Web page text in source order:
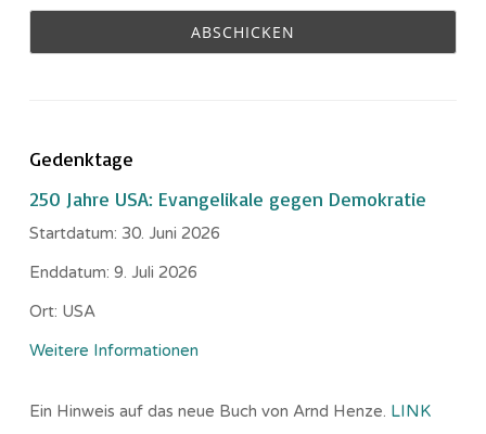
Gedenktage
250 Jahre USA: Evangelikale gegen Demokratie
Startdatum: 30. Juni 2026
Enddatum: 9. Juli 2026
Ort: USA
Weitere Informationen
Ein Hinweis auf das neue Buch von Arnd Henze. LINK